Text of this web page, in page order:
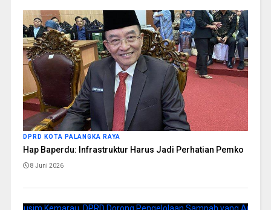
DPRD KOTA PALANGKA RAYA
Hap Baperdu: Infrastruktur Harus Jadi Perhatian Pemko
8 Juni 2026